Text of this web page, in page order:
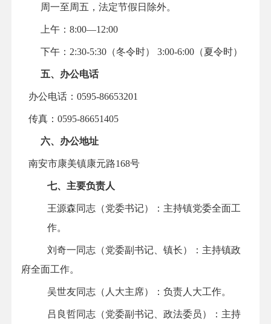
周一至周五，法定节假日除外。
上午： 8:00—12:00
下午：2:30-5:30（冬令时） 3:00-6:00（夏令时）
五、办公电话
办公电话： 0595-86653201
传真： 0595-86651405
六、办公地址
南安市康美镇康元路168号
七、 主要负责人
王源森 同志（党委书记）：主持镇党委全面工
作。
刘奇一同志（党委副书记、镇长）：主持镇政
府全面工作。
吴世友同志（人大主席）：负责人大工作。
吕良哲同志（党委副书记、政法委员）：主持